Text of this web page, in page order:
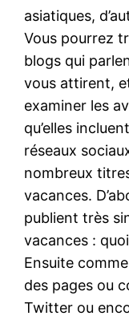
asiatiques,
Vous pourrez
blogs qui
vous attirent,
examiner les
qu’elles
réseaux
nombreux
vacances.
publient très
vacances :
Ensuite
des pages ou
Twitter ou